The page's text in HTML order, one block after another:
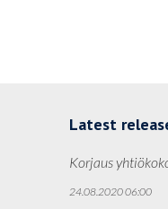
Latest
Korjaus
24.08.2020 06:00